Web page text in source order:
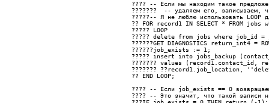
????
-- Если мы находим такое
???????  -- удаляем его, записываем,
?????-- Я не люблю использовать
??
FOR record1 IN SELECT * FROM
?????
LOOP
????? delete from jobs where job_id
??????GET DIAGNOSTICS return_int4 =
??????job_exists := 1;
????? insert into jobs_backup
??????? values (record1.contact_id,
???????
??record1.job_location,
??
END LOOP;
???? -- Если job_exists == 0
???? -- Это значит, что такой записи